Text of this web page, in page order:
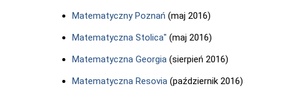
Matematyczny Poznań (maj 2016)
Matematyczna Stolica" (maj 2016)
Matematyczna Georgia (sierpień 2016)
Matematyczna Resovia (październik 2016)